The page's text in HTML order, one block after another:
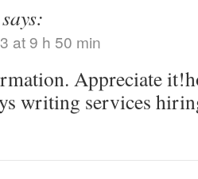
says:
at 9 h 50 min
Appreciate
writing services